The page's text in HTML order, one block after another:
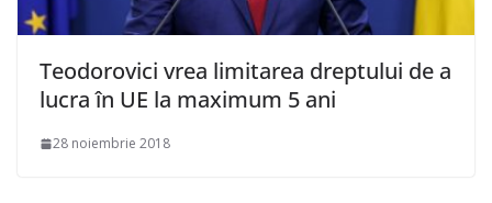
Teodorovici vrea limitarea dreptului de a
lucra în UE la maximum 5 ani
28 noiembrie 2018